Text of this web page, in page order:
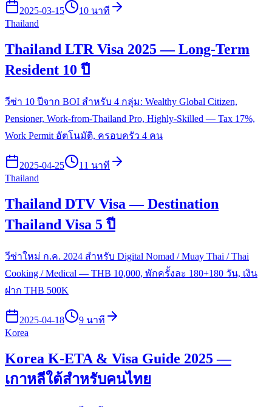
2025-03-15
10 นาที
Thailand
Thailand LTR Visa 2025 — Long-Term
Resident 10 ปี
วีซ่า 10 ปีจาก BOI สำหรับ 4 กลุ่ม: Wealthy Global Citizen,
Pensioner, Work-from-Thailand Pro, Highly-Skilled — Tax 17%,
Work Permit อัตโนมัติ, ครอบครัว 4 คน
2025-04-25
11 นาที
Thailand
Thailand DTV Visa — Destination
Thailand Visa 5 ปี
วีซ่าใหม่ ก.ค. 2024 สำหรับ Digital Nomad / Muay Thai / Thai
Cooking / Medical — THB 10,000, พักครั้งละ 180+180 วัน, เงิน
ฝาก THB 500K
2025-04-18
9 นาที
Korea
Korea K-ETA & Visa Guide 2025 —
เกาหลีใต้สำหรับคนไทย